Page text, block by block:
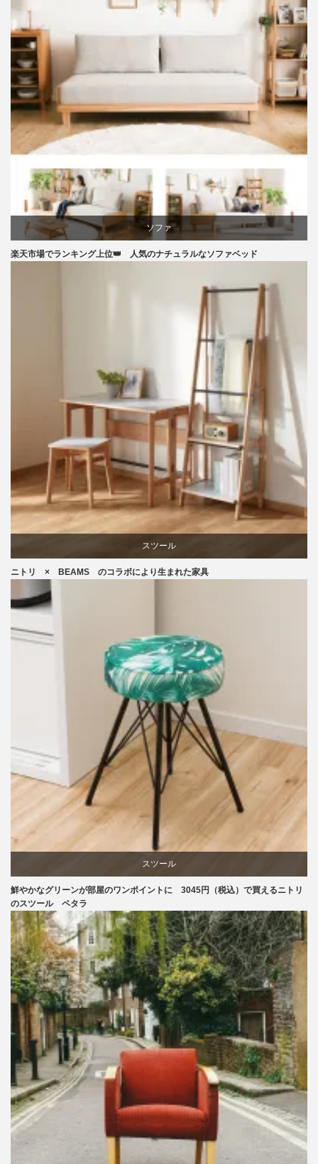
ビーチ
ブランディング
ソファ
楽天市場でランキング上位👑 人気のナチュラルなソファベッド
スツール
ブランディング
椅子
ニトリ × BEAMS のコラボにより生まれた家具
スツール
椅子
鮮やかなグリーンが部屋のワンポイントに 3045円（税込）で買えるニトリ
のスツール ペタラ